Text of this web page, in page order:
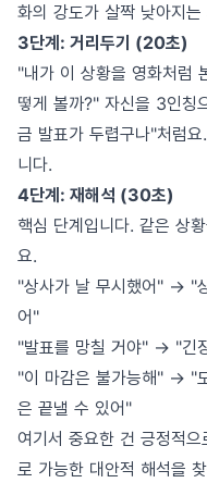
화의 강도가 살짝 낮아지는
3단계: 거리두기 (20초)
"내가 이 상황을 영화처럼
떻게 볼까?" 자신을 3인칭
금 발표가 두렵구나"처럼
니다.
4단계: 재해석 (30초)
핵심 단계입니다. 같은 상
요.
"상사가 날 무시했어" → "
어"
"발표를 망칠 거야" → "긴
"이 마감은 불가능해" → "
은 끝낼 수 있어"
여기서 중요한 건 긍정적
로 가능한 대안적 해석을